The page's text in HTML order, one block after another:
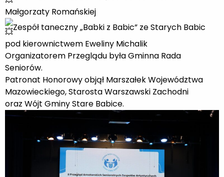
Małgorzaty Romańskiej
Zespół taneczny „Babki z Babic” ze Starych Babic
pod kierownictwem Eweliny Michalik
Organizatorem Przeglądu była Gminna Rada
Seniorów.
Patronat Honorowy objął Marszałek Województwa
Mazowieckiego, Starosta Warszawski Zachodni
oraz Wójt Gminy Stare Babice.